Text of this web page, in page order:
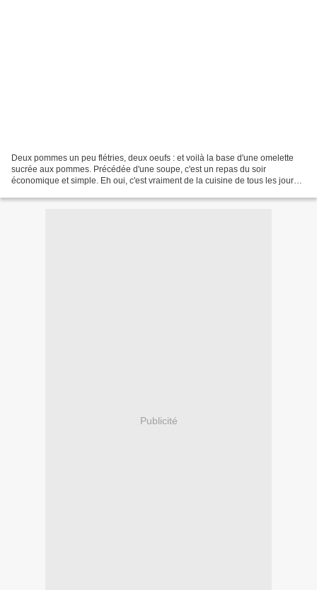
Deux pommes un peu flétries, deux oeufs : et voilà la base d'une omelette
sucrée aux pommes. Précédée d'une soupe, c'est un repas du soir
économique et simple. Eh oui, c'est vraiment de la cuisine de tous les jours
Publicité